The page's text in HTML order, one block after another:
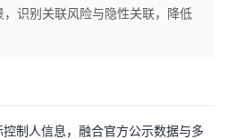
识别关联风险与隐性关联，降低
制人信息，融合官方公示数据与多